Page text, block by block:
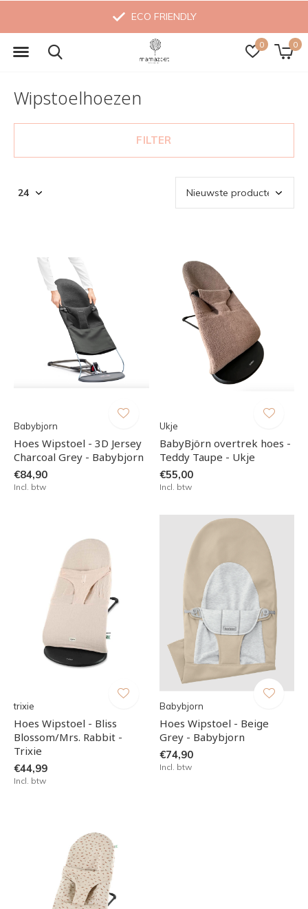
0 0
ECO FRIENDLY
Wipstoelhoezen
FILTER
Babybjorn
Hoes Wipstoel - 3D Jersey
Charcoal Grey - Babybjorn
€84,90
Incl. btw
Ukje
BabyBjörn overtrek hoes -
Teddy Taupe - Ukje
€55,00
Incl. btw
trixie
Hoes Wipstoel - Bliss
Blossom/Mrs. Rabbit -
Trixie
€44,99
Incl. btw
Babybjorn
Hoes Wipstoel - Beige
Grey - Babybjorn
€74,90
Incl. btw